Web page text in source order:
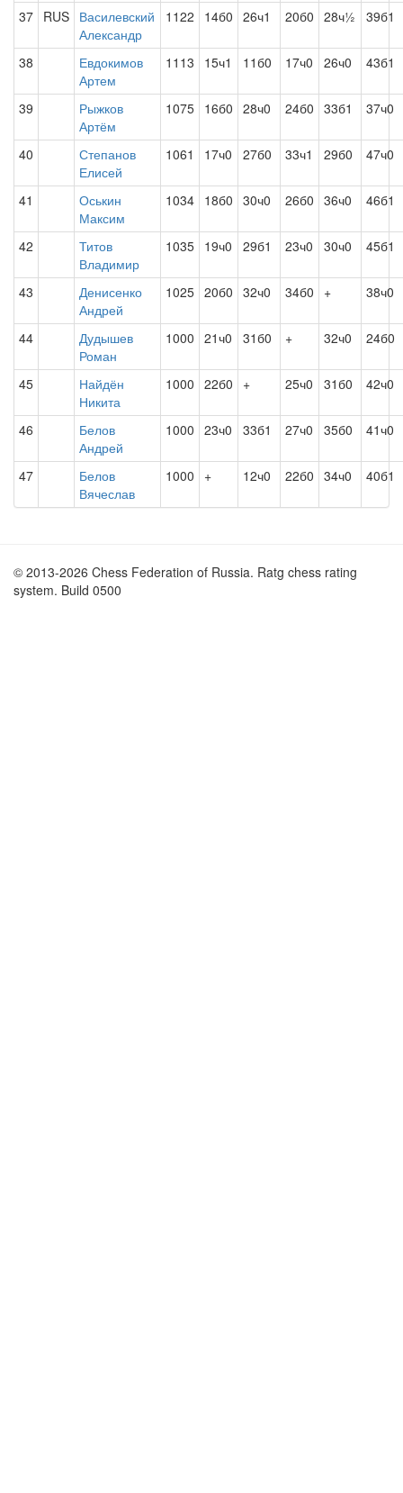
37 RUS Василевский
Александр
1122 14б0 26ч1 20б0 28ч½ 39б1
38
Евдокимов
Артем
1113 15ч1 11б0 17ч0 26ч0 43б1
39
Рыжков
Артём
1075 16б0 28ч0 24б0 33б1 37ч0
40
Степанов
Елисей
1061 17ч0 27б0 33ч1 29б0 47ч0
41
Оськин
Максим
1034 18б0 30ч0 26б0 36ч0 46б1
42
Титов
Владимир
1035 19ч0 29б1 23ч0 30ч0 45б1
43
Денисенко
Андрей
1025 20б0 32ч0 34б0 + 38ч0
44
Дудышев
Роман
1000 21ч0 31б0 + 32ч0 24б0
45
Найдён
Никита
1000 22б0 + 25ч0 31б0 42ч0
46
Белов
Андрей
1000 23ч0 33б1 27ч0 35б0 41ч0
47
Белов
Вячеслав
1000 + 12ч0 22б0 34ч0 40б1
© 2013-2026 Chess Federation of Russia. Ratg chess rating
system. Build 0500